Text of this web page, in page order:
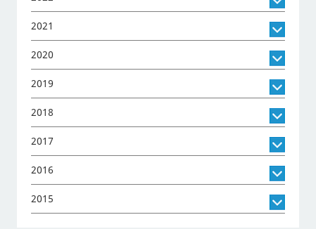
2021
2020
2019
2018
2017
2016
2015